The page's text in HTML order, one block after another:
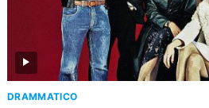
DRAMMATICO